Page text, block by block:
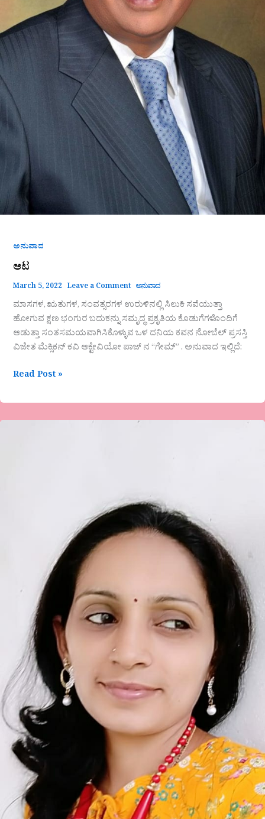
ಅನುವಾದ
ಆಟ
March 5, 2022 Leave a Comment ಅನುವಾದ
ಮಾಸಗಳ, ಋತುಗಳ, ಸಂವತ್ಸರಗಳ ಉರುಳಿನಲ್ಲಿ ಸಿಲುಕಿ ಸವೆಯುತ್ತಾ
ಹೋಗುವ ಕ್ಷಣ ಭಂಗುರ ಬದುಕನ್ನು ಸಮೃದ್ಧ ಪ್ರಕೃತಿಯ ಕೊಡುಗೆಗಳೊಂದಿಗೆ
ಆಡುತ್ತಾ ಸಂತಸಮಯವಾಗಿಸಿಕೊಳ್ಳುವ ಒಳ ದನಿಯ ಕವನ ನೋಬೆಲ್ ಪ್ರಸಸ್ತಿ
ವಿಜೇತ ಮೆಕ್ಸಿಕನ್ ಕವಿ ಆಕ್ಟೇವಿಯೋ ಪಾಜ್ ನ “ಗೇಮ್” . ಅನುವಾದ ಇಲ್ಲಿದೆ:
Read Post »